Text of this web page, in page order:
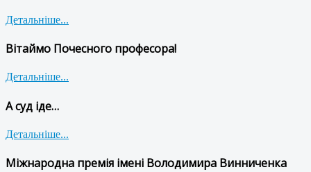
Детальніше...
Вітаймо Почесного професора!
Детальніше...
А суд іде…
Детальніше...
Міжнародна премія імені Володимира Винниченка